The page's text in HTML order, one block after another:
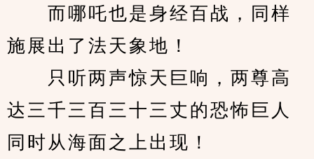
而哪吒也是身经百战，同样
施展出了法天象地！
只听两声惊天巨响，两尊高
达三千三百三十三丈的恐怖巨人
同时从海面之上出现！